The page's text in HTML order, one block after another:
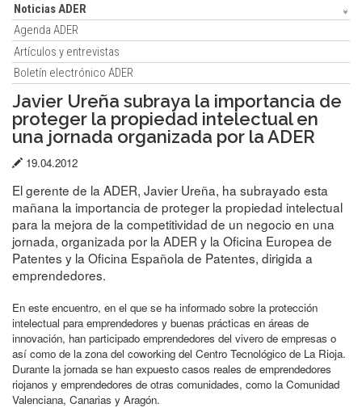
Noticias ADER
Agenda ADER
Artículos y entrevistas
Boletín electrónico ADER
Javier Ureña subraya la importancia de
proteger la propiedad intelectual en
una jornada organizada por la ADER
Fecha
publicación:
19.04.2012
El gerente de la ADER, Javier Ureña, ha subrayado esta
mañana la importancia de proteger la propiedad intelectual
para la mejora de la competitividad de un negocio en una
jornada, organizada por la ADER y la Oficina Europea de
Patentes y la Oficina Española de Patentes, dirigida a
emprendedores.
En este encuentro, en el que se ha informado sobre la protección
intelectual para emprendedores y buenas prácticas en áreas de
innovación, han participado emprendedores del vivero de empresas o
así como de la zona del coworking del Centro Tecnológico de La Rioja.
Durante la jornada se han expuesto casos reales de emprendedores
riojanos y emprendedores de otras comunidades, como la Comunidad
Valenciana, Canarias y Aragón.